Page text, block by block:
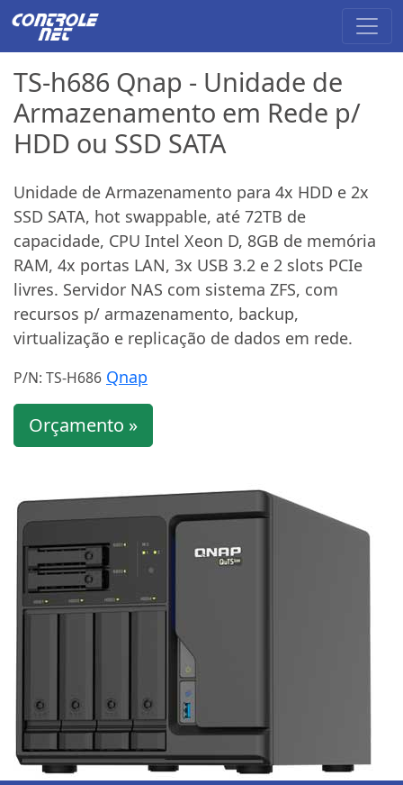
TS-h686 Qnap - Unidade de
Armazenamento em Rede p/
HDD ou SSD SATA
Unidade de Armazenamento para 4x HDD e 2x
SSD SATA, hot swappable, até 72TB de
capacidade, CPU Intel Xeon D, 8GB de memória
RAM, 4x portas LAN, 3x USB 3.2 e 2 slots PCIe
livres. Servidor NAS com sistema ZFS, com
recursos p/ armazenamento, backup,
virtualização e replicação de dados em rede.
P/N: TS-H686 Qnap
Orçamento »